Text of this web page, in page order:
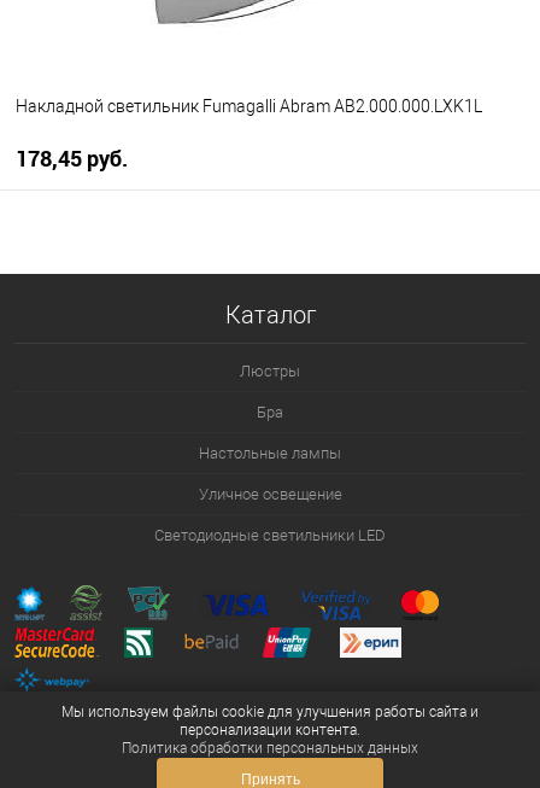
Накладной светильник Fumagalli Abram AB2.000.000.LXK1L
178,45 pуб.
менеджера
Каталог
Люстры
Бра
Настольные лампы
Уличное освещение
Светодиодные светильники LED
Мы используем файлы cookie для улучшения работы сайта и
персонализации контента.
Политика обработки персональных данных
Принять